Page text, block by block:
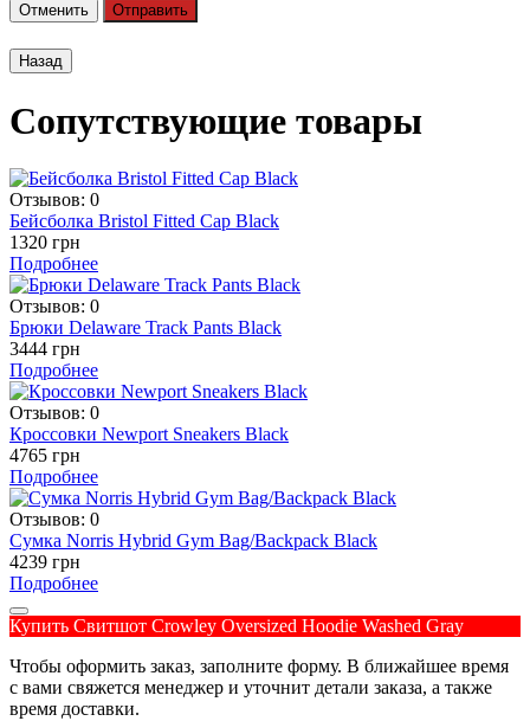
Отменить Отправить
Сопутствующие товары
Отзывов: 0
Бейсболка Bristol Fitted Cap Black
1320 грн
Подробнее
Отзывов: 0
Брюки Delaware Track Pants Black
3444 грн
Подробнее
Отзывов: 0
Кроссовки Newport Sneakers Black
4765 грн
Подробнее
Отзывов: 0
Сумка Norris Hybrid Gym Bag/Backpack Black
4239 грн
Подробнее
Купить Свитшот Crowley Oversized Hoodie Washed Gray
Чтобы оформить заказ, заполните форму. В ближайшее время
с вами свяжется менеджер и уточнит детали заказа, а также
время доставки.